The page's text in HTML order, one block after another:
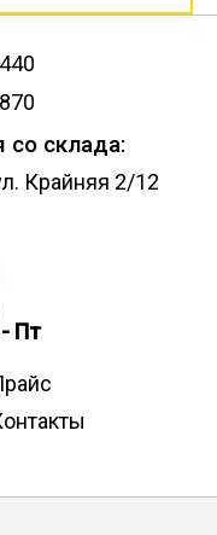
со склада:
Крайняя 2/12
Пт